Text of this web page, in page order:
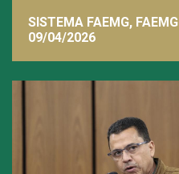
SISTEMA FAEMG, FAEMG
09/04/2026